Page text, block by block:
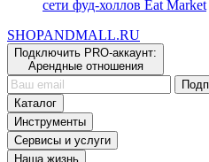
Подключить PRO-аккаунт:
Арендные отношения
Каталог
Инструменты
Сервисы и услуги
Наша жизнь